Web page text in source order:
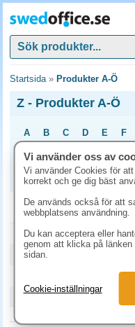
Startsida» Produkter A-Ö
Z - Produkter A-Ö
A B C D E F
O
P Q R S T
0
1 2 3 4 5
Z
Z-block 76x76 gul 12st/fp
Z-block Post-it SS R330
Z-blockshållare Post-it
Zinksalva Dax 125ml
Vi använder oss av
Vi använder Cookies för
korrekt och ge dig bäst
De används också för att
webbplatsens användning.
Du kan acceptera eller
genom att klicka på
sidan.
Cookie-inställningar